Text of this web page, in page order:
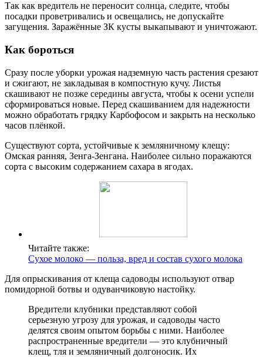
Так как вредитель не переносит солнца, следите, чтобы
посадки проветривались и освещались, не допускайте
загущения. Заражённые ЗК кусты выкапывают и уничтожают.
Как бороться
Сразу после уборки урожая надземную часть растения срезают
и сжигают, не закладывая в компостную кучу. Листья
скашивают не позже середины августа, чтобы к осени успели
сформироваться новые. Перед скашиванием для надежности
можно обработать грядку Карбофосом и закрыть на несколько
часов плёнкой.
Существуют сорта, устойчивые к земляничному клещу:
Омская ранняя, Зенга-Зенгана. Наиболее сильно поражаются
сорта с высоким содержанием сахара в ягодах.
Читайте также:
Сухое молоко — польза, вред и состав сухого молока
Для опрыскивания от клеща садоводы используют отвар
помидорной ботвы и одуванчиковую настойку.
Вредители клубники представляют собой
серьезную угрозу для урожая, и садоводы часто
делятся своим опытом борьбы с ними. Наиболее
распространенные вредители — это клубничный
клещ, тля и земляничный долгоносик. Их